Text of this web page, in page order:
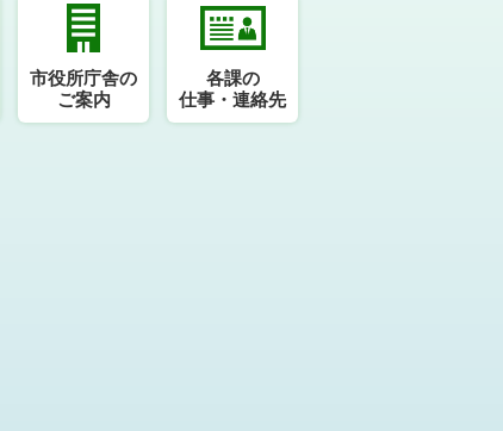
市役所庁舎の
ご案内
各課の
仕事・連絡先